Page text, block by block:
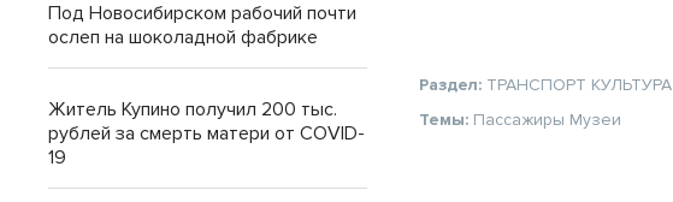
Раздел: ТРАНСПОРТ КУЛЬТУРА
Темы: Пассажиры Музеи
Под Новосибирском рабочий почти
ослеп на шоколадной фабрике
Житель Купино получил 200 тыс.
рублей за смерть матери от COVID-
19